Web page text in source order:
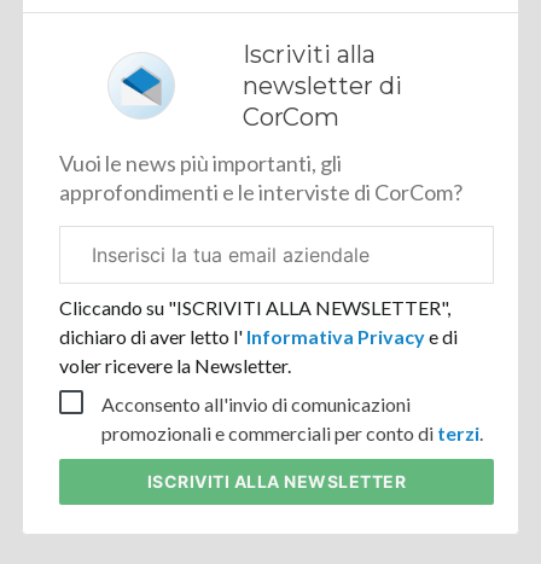
Iscriviti alla
newsletter di
CorCom
Vuoi le news più importanti, gli
approfondimenti e le interviste di CorCom?
aziendale
Cliccando su "ISCRIVITI ALLA NEWSLETTER",
dichiaro di aver letto l' Informativa Privacye di
voler ricevere la Newsletter.
Acconsento all'invio di comunicazioni
promozionali e commerciali per conto di terzi.
ISCRIVITI ALLA NEWSLETTER